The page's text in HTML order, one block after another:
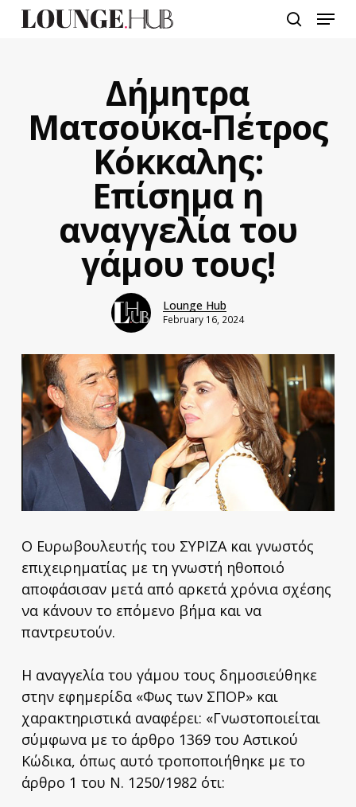
Menu
Δήμητρα
Ματσούκα-Πέτρος
Κόκκαλης:
Επίσημα η
αναγγελία του
γάμου τους!
Lounge Hub
February 16, 2024
Ο Ευρωβουλευτής του ΣΥΡΙΖΑ και γνωστός
επιχειρηματίας με τη γνωστή ηθοποιό
αποφάσισαν μετά από αρκετά χρόνια σχέσης
να κάνουν το επόμενο βήμα και να
παντρευτούν.
Η αναγγελία του γάμου τους δημοσιεύθηκε
στην εφημερίδα «Φως των ΣΠΟΡ» και
χαρακτηριστικά αναφέρει: «Γνωστοποιείται
σύμφωνα με το άρθρο 1369 του Αστικού
Κώδικα, όπως αυτό τροποποιήθηκε με το
άρθρο 1 του Ν. 1250/1982 ότι: